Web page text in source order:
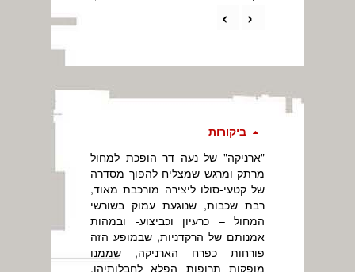
‹
›
ביקורות
"ארניקה" של נעה דר הופכת למחול
מרתק ומרגש שמצליח להפוך מסדרה
של קטעי-סולו ליצירה מורכבת מאוד,
רבת שכבות, שנוגעת עמוק בשורשי
המחול – כרעיון וכביצוע- ובמהות
אמנותם של הרקדניות, שבמופע הזה
פורחות כפרח הארניקה, שממנו
מופקות תרופות הפלא לחבלותיהן.